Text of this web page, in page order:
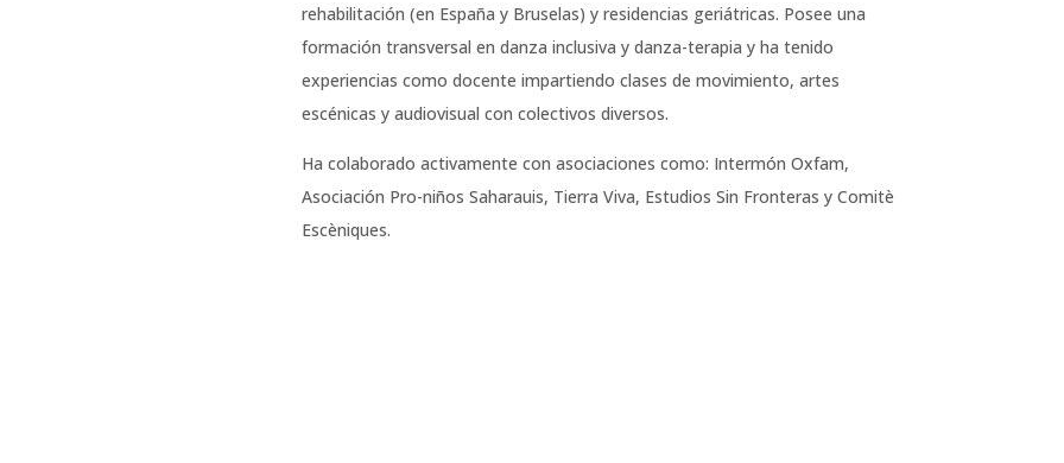
rehabilitación (en España y Bruselas) y residencias geriátricas. Posee una
formación transversal en danza inclusiva y danza-terapia y ha tenido
experiencias como docente impartiendo clases de movimiento, artes
escénicas y audiovisual con colectivos diversos.
Ha colaborado activamente con asociaciones como: Intermón Oxfam,
Asociación Pro-niños Saharauis, Tierra Viva, Estudios Sin Fronteras y Comitè
Escèniques.